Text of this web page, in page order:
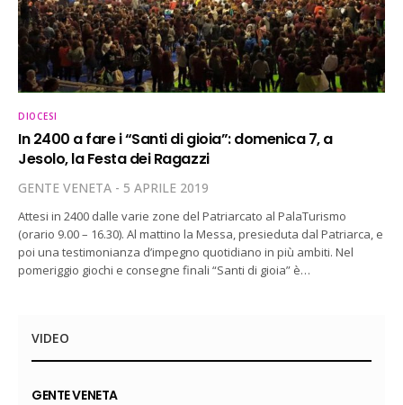
DIOCESI
In 2400 a fare i “Santi di gioia”: domenica 7, a
Jesolo, la Festa dei Ragazzi
GENTE VENETA 5 APRILE 2019
Attesi in 2400 dalle varie zone del Patriarcato al PalaTurismo
(orario 9.00 – 16.30). Al mattino la Messa, presieduta dal Patriarca, e
poi una testimonianza d’impegno quotidiano in più ambiti. Nel
pomeriggio giochi e consegne finali “Santi di gioia” è…
VIDEO
GENTE VENETA